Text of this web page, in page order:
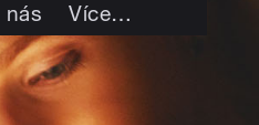
nás Více…